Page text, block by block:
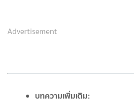
Advertisement
บทความเพิ่มเติม: